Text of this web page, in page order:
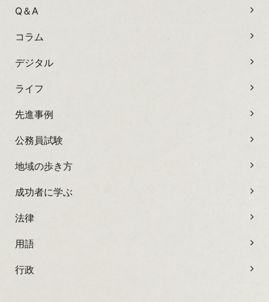
Q＆A
コラム
デジタル
ライフ
先進事例
公務員試験
地域の歩き方
成功者に学ぶ
法律
用語
行政